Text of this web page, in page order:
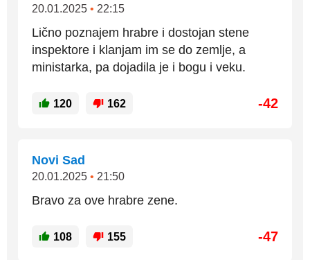
20.01.2025 • 22:15
Lično poznajem hrabre i dostojan stene
inspektore i klanjam im se do zemlje, a
ministarka, pa dojadila je i bogu i veku.
120 162 -42
Novi Sad
20.01.2025 • 21:50
Bravo za ove hrabre zene.
108 155 -47